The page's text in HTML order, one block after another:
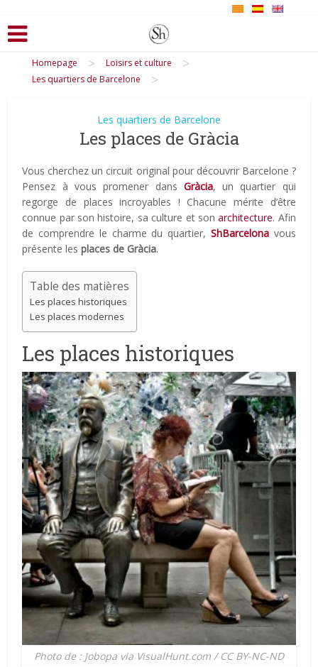
Homepage > Loisirs et culture >
Les quartiers de Barcelone >
Les quartiers de Barcelone
Les places de Gràcia
Vous cherchez un circuit original pour découvrir Barcelone ?
Pensez à vous promener dans Gràcia, un quartier qui
regorge de places incroyables ! Chacune mérite d’être
connue par son histoire, sa culture et sonarchitecture. Afin
de comprendre le charme du quartier, ShBarcelona vous
présente lesplaces de Gràcia.
Table des matières
Les places historiques
Les places modernes
Les places historiques
Photo de : Jobopa via VisualHunt.com / CC BY-NC-ND